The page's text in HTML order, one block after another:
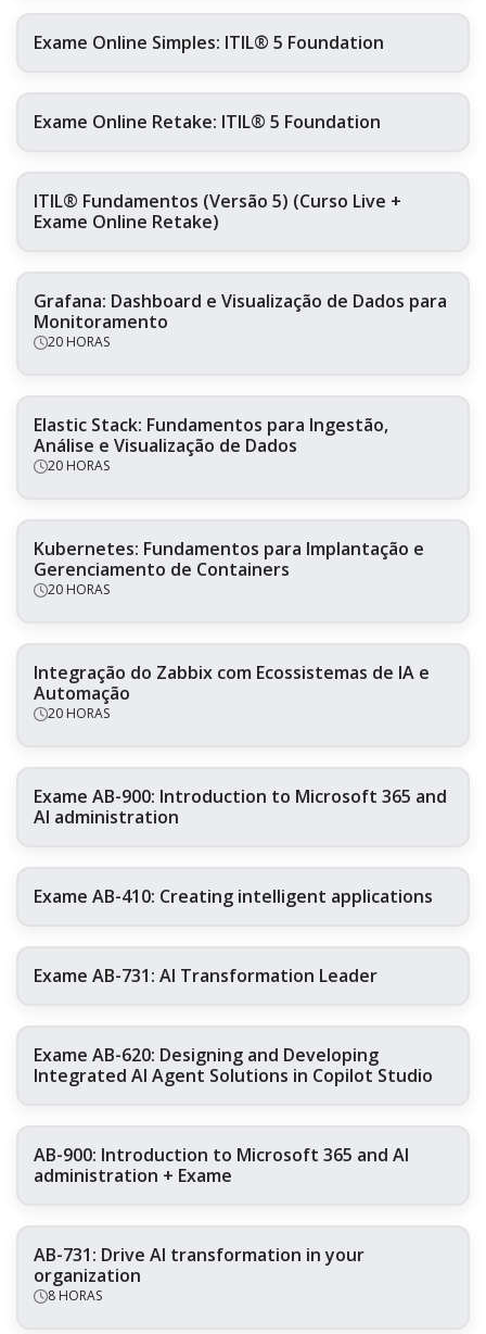
Exame Online Simples: ITIL® 5 Foundation
Exame Online Retake: ITIL® 5 Foundation
ITIL® Fundamentos (Versão 5) (Curso Live +
Exame Online Retake)
Grafana: Dashboard e Visualização de Dados para
Monitoramento
20 HORAS
Elastic Stack: Fundamentos para Ingestão,
Análise e Visualização de Dados
20 HORAS
Kubernetes: Fundamentos para Implantação e
Gerenciamento de Containers
20 HORAS
Integração do Zabbix com Ecossistemas de IA e
Automação
20 HORAS
Exame AB-900: Introduction to Microsoft 365 and
AI administration
Exame AB-410: Creating intelligent applications
Exame AB-731: AI Transformation Leader
Exame AB-620: Designing and Developing
Integrated AI Agent Solutions in Copilot Studio
AB-900: Introduction to Microsoft 365 and AI
administration + Exame
AB-731: Drive AI transformation in your
organization
8 HORAS